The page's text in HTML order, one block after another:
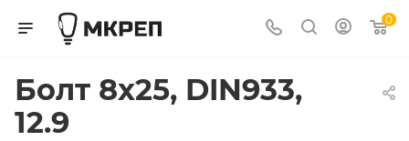
0
Болт 8х25, DIN933,
12.9